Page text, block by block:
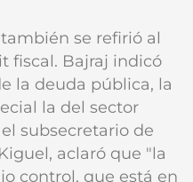
se refirió al
fiscal. Bajraj indicó
la deuda pública, la
la del sector
subsecretario de
aclaró que "la
control, que está en